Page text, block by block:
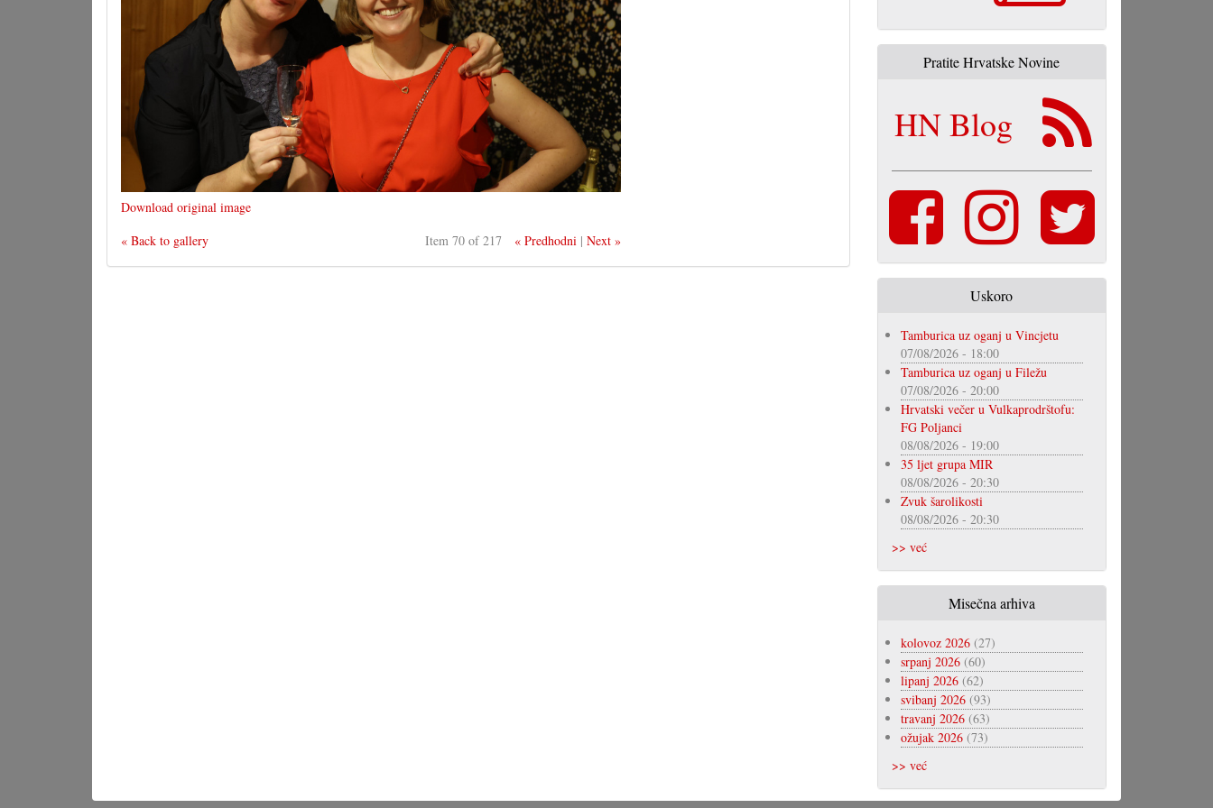
Download original image
« Back to gallery
Item 70 of 217 « Predhodni |Next »
Pratite Hrvatske Novine
HN Blog
Uskoro
Tamburica uz oganj u Vincjetu
07/08/2026 - 18:00
Tamburica uz oganj u Filežu
07/08/2026 - 20:00
Hrvatski večer u Vulkaprodrštofu:
FG Poljanci
08/08/2026 - 19:00
35 ljet grupa MIR
08/08/2026 - 20:30
Zvuk šarolikosti
08/08/2026 - 20:30
>> već
Misečna arhiva
kolovoz 2026(27)
srpanj 2026(60)
lipanj 2026(62)
svibanj 2026(93)
travanj 2026(63)
ožujak 2026(73)
>> već